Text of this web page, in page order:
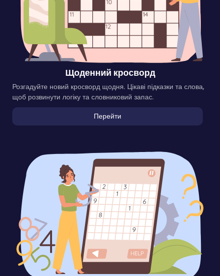
Щоденний кросворд
Розгадуйте новий кросворд щодня. Цікаві підказки та слова,
щоб розвинути логіку та словниковий запас.
Перейти